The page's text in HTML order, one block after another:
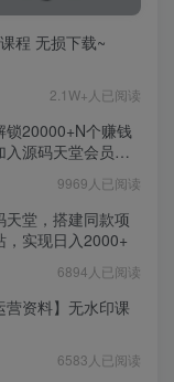
程 无损下载~
2.1W+人已阅读
锁20000+N个赚钱
入源码天堂会员，
9969人已阅读
天堂，搭建同款项
，实现日入2000+
6894人已阅读
营资料】无水印课
6583人已阅读